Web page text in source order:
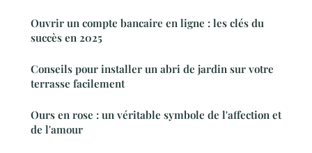
Ouvrir un compte bancaire en ligne : les clés du
succès en 2025
Conseils pour installer un abri de jardin sur votre
terrasse facilement
Ours en rose : un véritable symbole de l'affection et
de l'amour